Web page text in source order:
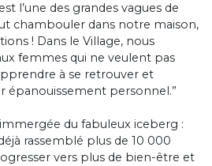
l’une des grandes vagues de
chambouler dans notre maison,
! Dans le Village, nous
femmes qui ne veulent pas
à se retrouver et
épanouissement personnel.”
du fabuleux iceberg :
rassemblé plus de 10 000
vers plus de bien-être et